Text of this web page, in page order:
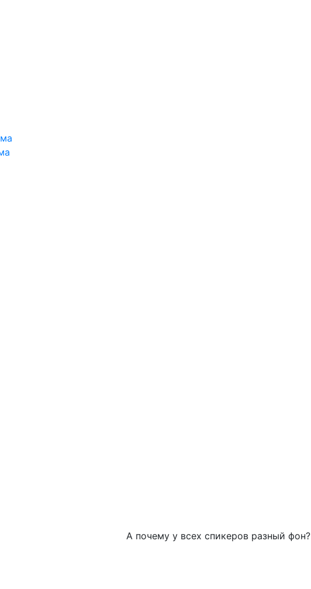
А почему у всех спикеров разный фон?